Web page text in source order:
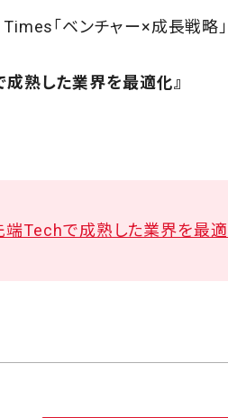
「ベンチャー×成長戦略
成熟した業界を最適化』
端Techで成熟した業界を最